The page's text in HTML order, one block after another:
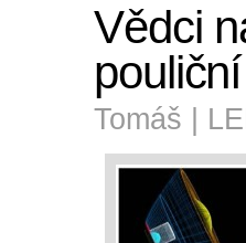
Vědci
Tomáš |